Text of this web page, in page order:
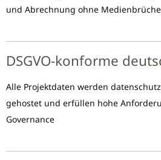
und Abrechnung ohne Medienbrüche
DSGVO-konforme
Alle Projektdaten werden
gehostet und erfüllen hohe
Governance